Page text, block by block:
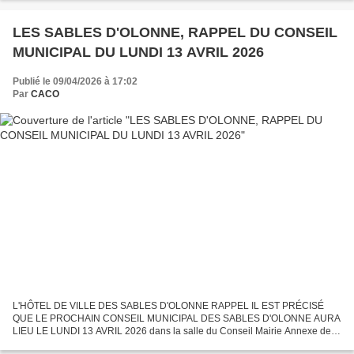
LES SABLES D'OLONNE, RAPPEL DU CONSEIL
MUNICIPAL DU LUNDI 13 AVRIL 2026
Publié le 09/04/2026 à 17:02
Par CACO
L'HÔTEL DE VILLE DES SABLES D'OLONNE RAPPEL IL EST PRÉCISÉ
QUE LE PROCHAIN CONSEIL MUNICIPAL DES SABLES D'OLONNE AURA
LIEU LE LUNDI 13 AVRIL 2026 dans la salle du Conseil Mairie Annexe de la